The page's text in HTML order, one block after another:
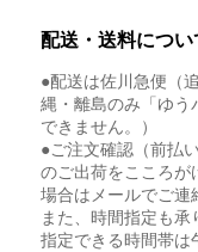
配送・送料につい
●配送は佐川急便（
縄・離島のみ「ゆう
できません。）
●ご注文確認（前払
のご出荷をこころが
場合はメールでご連
また、時間指定も承
指定できる時間帯